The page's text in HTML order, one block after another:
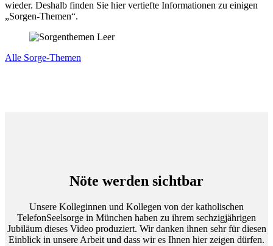
wieder. Deshalb finden Sie hier vertiefte Informationen zu einigen
„Sorgen-Themen“.
Alle Sorge-Themen
Nöte werden sichtbar
Unsere Kolleginnen und Kollegen von der katholischen
TelefonSeelsorge in München haben zu ihrem sechzigjährigen
Jubiläum dieses Video produziert. Wir danken ihnen sehr für diesen
Einblick in unsere Arbeit und dass wir es Ihnen hier zeigen dürfen.